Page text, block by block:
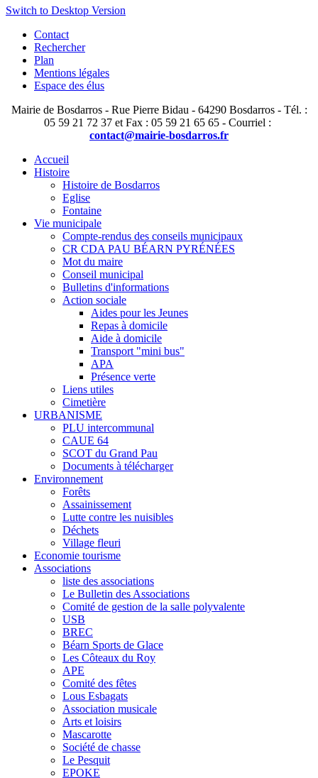
Switch to Desktop Version
Contact
Rechercher
Plan
Mentions légales
Espace des élus
Mairie de Bosdarros - Rue Pierre Bidau - 64290 Bosdarros - Tél. :
05 59 21 72 37 et Fax : 05 59 21 65 65 - Courriel :
contact@mairie-bosdarros.fr
Accueil
Histoire
Histoire de Bosdarros
Eglise
Fontaine
Vie municipale
Compte-rendus des conseils municipaux
CR CDA PAU BÉARN PYRÉNÉES
Mot du maire
Conseil municipal
Bulletins d'informations
Action sociale
Aides pour les Jeunes
Repas à domicile
Aide à domicile
Transport "mini bus"
APA
Présence verte
Liens utiles
Cimetière
URBANISME
PLU intercommunal
CAUE 64
SCOT du Grand Pau
Documents à télécharger
Environnement
Forêts
Assainissement
Lutte contre les nuisibles
Déchets
Village fleuri
Economie tourisme
Associations
liste des associations
Le Bulletin des Associations
Comité de gestion de la salle polyvalente
USB
BREC
Béarn Sports de Glace
Les Côteaux du Roy
APE
Comité des fêtes
Lous Esbagats
Association musicale
Arts et loisirs
Mascarotte
Société de chasse
Le Pesquit
EPOKE